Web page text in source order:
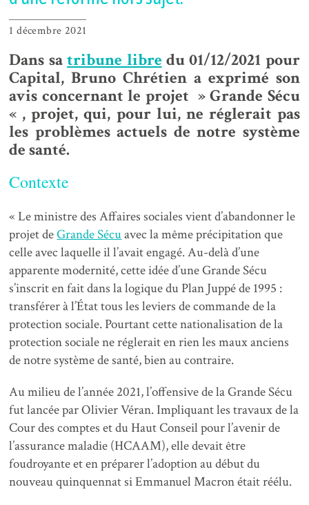
1 décembre 2021
Dans satribune libre du 01/12/2021 pour
Capital, Bruno Chrétien a exprimé son
avis concernant le projet » Grande Sécu
« , projet, qui, pour lui, ne réglerait pas
les problèmes actuels de notre système
de santé.
Contexte
« Le ministre des Affaires sociales vient d’abandonner le
projet deGrande Sécuavec la même précipitation que
celle avec laquelle il l’avait engagé. Au-delà d’une
apparente modernité, cette idée d’une Grande Sécu
s’inscrit en fait dans la logique du Plan Juppé de 1995 :
transférer à l’État tous les leviers de commande de la
protection sociale. Pourtant cette nationalisation de la
protection sociale ne réglerait en rien les maux anciens
de notre système de santé, bien au contraire.
Au milieu de l’année 2021, l’offensive de la Grande Sécu
fut lancée par Olivier Véran. Impliquant les travaux de la
Cour des comptes et du Haut Conseil pour l’avenir de
l’assurance maladie (HCAAM), elle devait être
foudroyante et en préparer l’adoption au début du
nouveau quinquennat si Emmanuel Macron était réélu.